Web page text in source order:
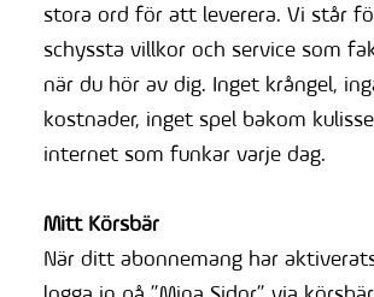
stora ord för att leverera. Vi står
schyssta villkor och service som
när du hör av dig. Inget krångel,
kostnader, inget spel bakom
internet som funkar varje dag.
Mitt Körsbär
När ditt abonnemang har